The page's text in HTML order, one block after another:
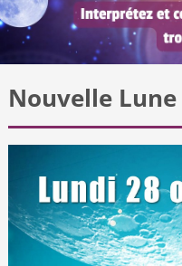
Nouvelle